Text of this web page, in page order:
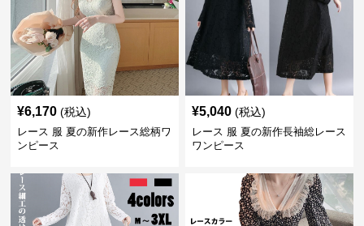
¥6,170 (税込)
レース 服 夏の新作レース総柄ワ
ンピース
¥5,040 (税込)
レース 服 夏の新作長袖総レース
ワンピース